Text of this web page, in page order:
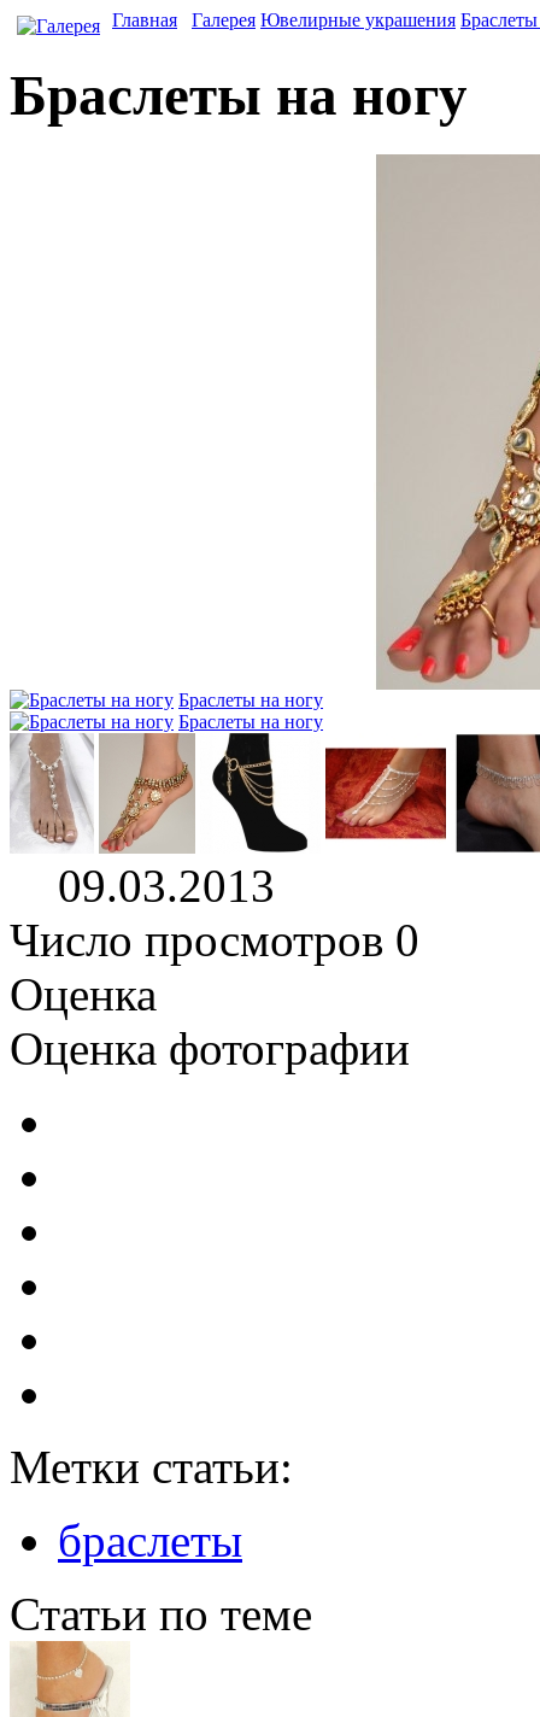
Главная Галерея Ювелирные украшения
Браслеты на ногу
Браслеты на ногу
Браслеты на ногу
09.03.2013
Число просмотров 0
Оценка
Оценка фотографии
Метки статьи:
браслеты
Статьи по теме